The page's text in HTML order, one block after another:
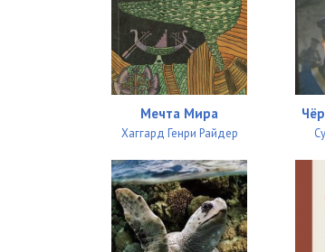
Мечта Мира
Хаггард Генри Райдер